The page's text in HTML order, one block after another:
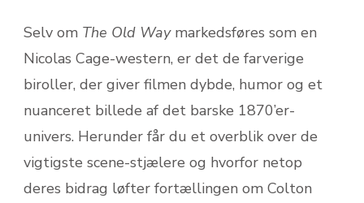
Selv om The Old Waymarkedsføres som en
Nicolas Cage-western, er det de farverige
biroller, der giver filmen dybde, humor og et
nuanceret billede af det barske 1870’er-
univers. Herunder får du et overblik over de
vigtigste scene-stjælere og hvorfor netop
deres bidrag løfter fortællingen om Colton